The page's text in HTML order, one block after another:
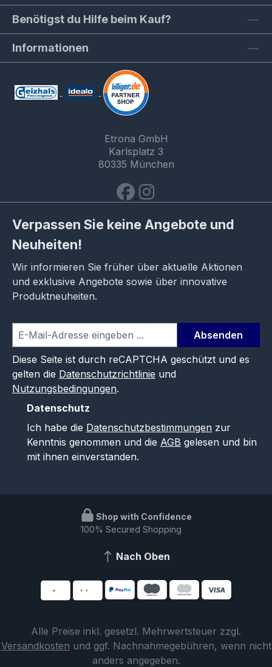
Benötigst du Hilfe beim Kauf?
Informationen
Etrona GmbH
Karlsplatz 3
80335 München
Verpassen Sie keine Angebote und
Neuheiten!
Wir informieren Sie früher über aktuelle Aktionen
und exklusive Angebote sowie über innovative
Produktneuheiten.
Absenden
Diese Seite ist durch reCAPTCHA geschützt und es
gelten die Datenschutzrichtlinie und
Nutzungsbedingungen.
Datenschutz
Ich habe die Datenschutzbestimmungen zur
Kenntnis genommen und die AGB gelesen und bin
mit ihnen einverstanden.
Shop with Confidence
100% Secured Shopping
Nach Oben
Alle Preise inkl. gesetzl. Mehrwertsteuer zzgl.
Versandkosten und ggf. Nachnahmegebühren, wenn nicht
anders angegeben.